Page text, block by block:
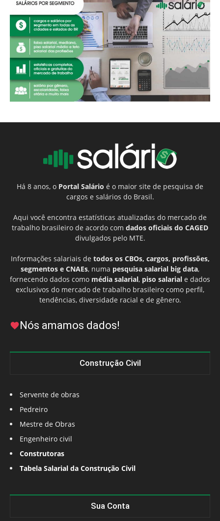
Há 8 anos, o Portal Salário é o maior site de pesquisa de
cargos e salários do Brasil.
Aqui você encontra estatísticas atualizadas do mercado de
trabalho brasileiro de acordo com dados oficiais do CAGED
divulgados pelo MTE.
Informações salariais de todos os CBOs, cargos, profissões,
segmentos e CNAEs, numa pesquisa salarial big data,
fornecendo dados como média salarial, piso salarial e dados
exclusivos do mercado de trabalho brasileiro como perfil,
tendências, diversidade racial e de gênero.
Nós amamos dados!
Construção Civil
Servente de obras
Pedreiro
Mestre de Obras
Engenheiro civil
Construtoras
Tabela Salarial da Construção Civil
Sua Conta